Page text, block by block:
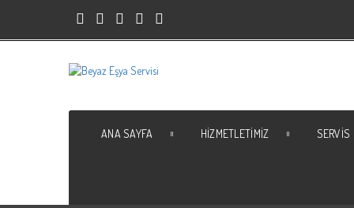
ANA SAYFA HIZMETLETIMIZ SERVIS